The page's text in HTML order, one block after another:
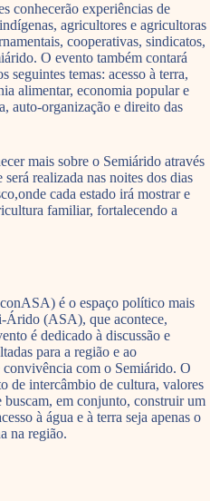
conhecerão experiências de
agricultores e agricultoras
cooperativas, sindicatos,
O evento também contará
seguintes temas: acesso à terra,
alimentar, economia popular e
auto-organização e direito das
mais sobre o Semiárido através
realizada nas noites dos dias
cada estado irá mostrar e
familiar, fortalecendo a
é o espaço político mais
Árido (ASA), que acontece,
é dedicado à discussão e
para a região e ao
com o Semiárido. O
de intercâmbio de cultura, valores
buscam, em conjunto, construir um
à água e à terra seja apenas o
na região.